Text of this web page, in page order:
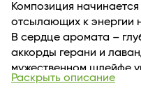
Композиция
отсылающих к энергии
В сердце аромата –
аккорды герани и
мужественном шлейфе
теплая амбра.
Раскрыть описание